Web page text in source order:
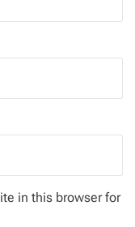
in this browser for